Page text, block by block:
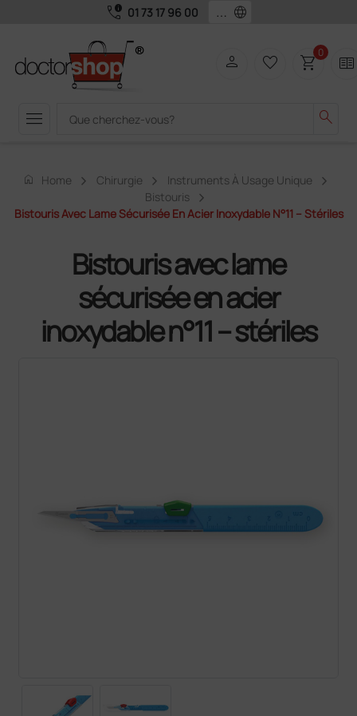
call_quality 01 73 17 96 00 language
menu search
person favorite_border shopping_cart0 two_pager
home Home Chirurgie
Instruments À Usage Unique
Bistouris
Bistouris Avec Lame Sécurisée En Acier Inoxydable N°11 – Stériles
Bistouris avec lame
sécurisée en acier
inoxydable n°11 – stériles